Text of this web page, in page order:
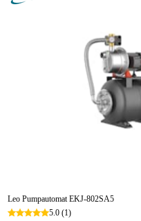
Leo Pumpautomat EKJ-802SA5
5.0(1)